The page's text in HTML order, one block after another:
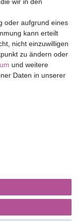
oder aufgrund eines
kann erteilt
nicht einzuwilligen
zu ändern oder
und weitere
Daten in unserer